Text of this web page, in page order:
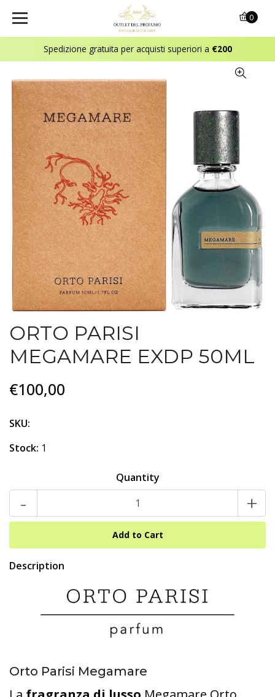
Spedizione gratuita per acquisti superiori a €200
0
ORTO PARISI
MEGAMARE EXDP 50ML
€100,00
SKU:
Stock: 1
Quantity
- +
Description
Orto Parisi Megamare